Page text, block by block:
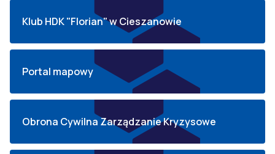
Klub HDK "Florian" w Cieszanowie
Portal mapowy
Obrona Cywilna Zarządzanie Kryzysowe